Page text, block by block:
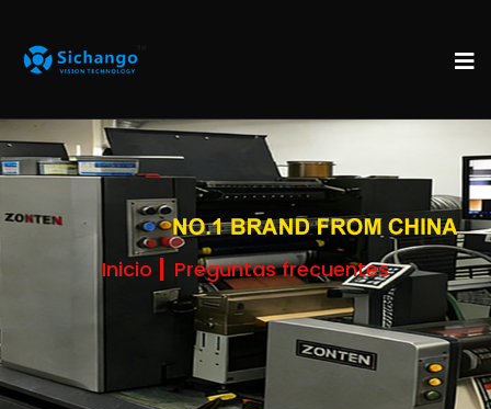
Inicio Preguntas frecuentes